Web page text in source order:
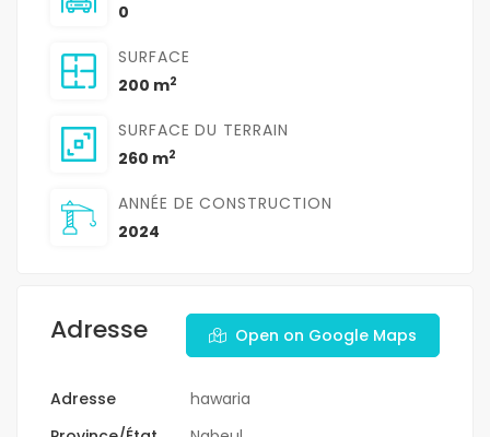
0
SURFACE
200 m2
SURFACE DU TERRAIN
260 m2
ANNÉE DE CONSTRUCTION
2024
Adresse Open on Google Maps
Adresse
hawaria